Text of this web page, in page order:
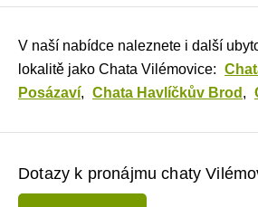
V naší nabídce naleznete i další
lokalitě jako Chata Vilémovice:
Posázaví, Chata Havlíčkův Brod ,
Dotazy k pronájmu chaty